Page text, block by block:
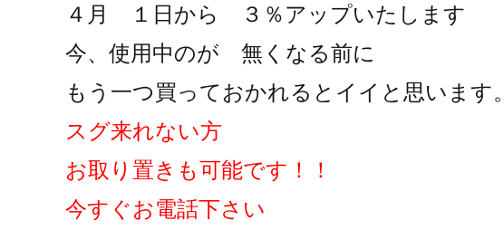
４月 １日から ３％アップいたします
今、使用中のが 無くなる前に
もう一つ買っておかれるとイイと思います。
スグ来れない方
お取り置きも可能です！！
今すぐお電話下さい